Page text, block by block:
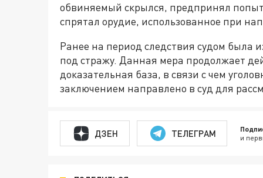
обвиняемый скрылся, предпринял
спрятал орудие, использованное при
Ранее на период следствия судом была
под стражу. Данная мера продолжает
доказательная база, в связи с чем
заключением направлено в суд для
ДЗЕН ТЕЛЕГРАМ и